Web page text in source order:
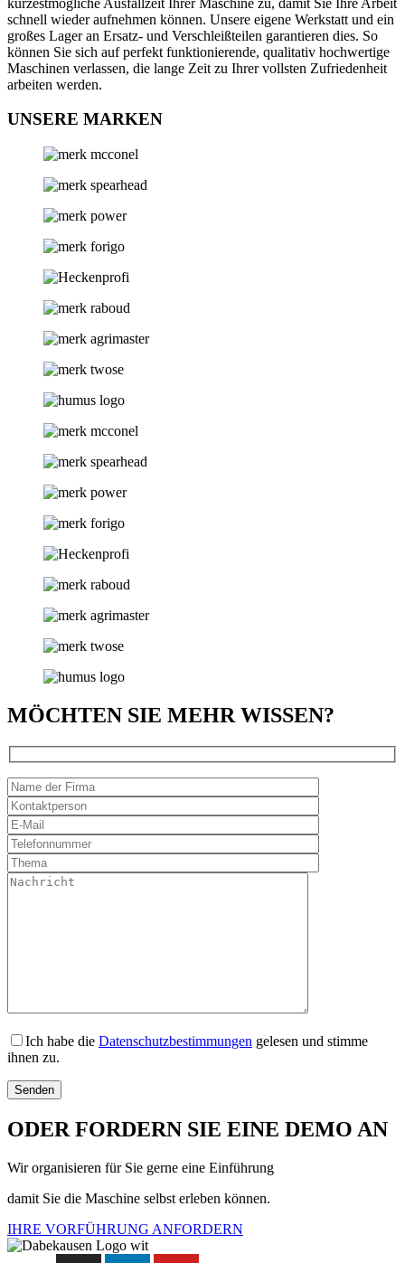
schnell wieder aufnehmen können. Unsere eigene Werkstatt und ein
großes Lager an Ersatz- und Verschleißteilen garantieren dies. So
können Sie sich auf perfekt funktionierende, qualitativ hochwertige
Maschinen verlassen, die lange Zeit zu Ihrer vollsten Zufriedenheit
arbeiten werden.
UNSERE MARKEN
MÖCHTEN SIE MEHR WISSEN?
Ich habe die Datenschutzbestimmungen gelesen und stimme
ihnen zu.
ODER FORDERN SIE EINE DEMO AN
Wir organisieren für Sie gerne eine Einführung
damit Sie die Maschine selbst erleben können.
IHRE VORFÜHRUNG ANFORDERN